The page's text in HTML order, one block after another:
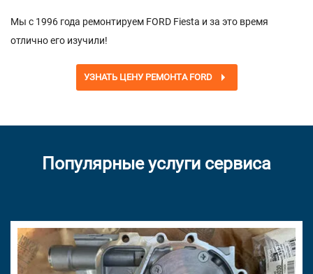
Мы с 1996 года ремонтируем FORD Fiesta и за это время
отлично его изучили!
УЗНАТЬ ЦЕНУ РЕМОНТА FORD
Популярные услуги сервиса